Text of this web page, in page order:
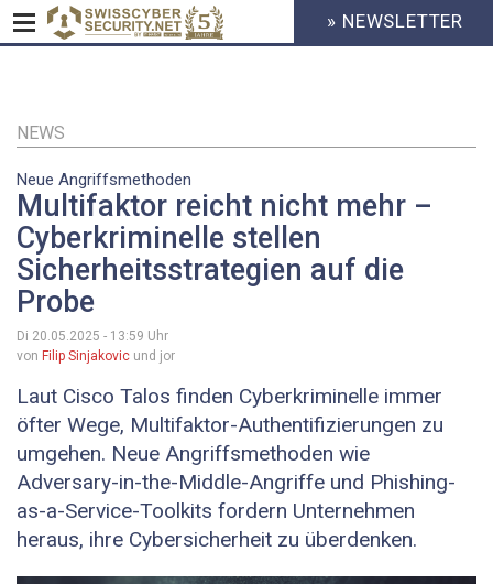
Inhalt
HEADER
MENU
» NEWSLETTER
NEWS
Neue Angriffsmethoden
Multifaktor reicht nicht mehr –
Cyberkriminelle stellen
Sicherheitsstrategien auf die
Probe
Di 20.05.2025 - 13:59 Uhr
von Filip Sinjakovic und jor
Laut Cisco Talos finden Cyberkriminelle immer
öfter Wege, Multifaktor-Authentifizierungen zu
umgehen. Neue Angriffsmethoden wie
Adversary-in-the-Middle-Angriffe und Phishing-
as-a-Service-Toolkits fordern Unternehmen
heraus, ihre Cybersicherheit zu überdenken.